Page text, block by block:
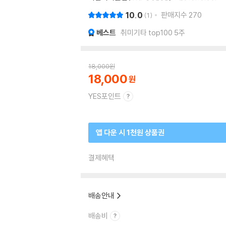
10.0 1 판매지수 270
베스트 취미기타 top100 5주
18,000원
18,000
YES포인트
앱 다운 시 1천원 상품권
결제혜택
배송안내
배송비